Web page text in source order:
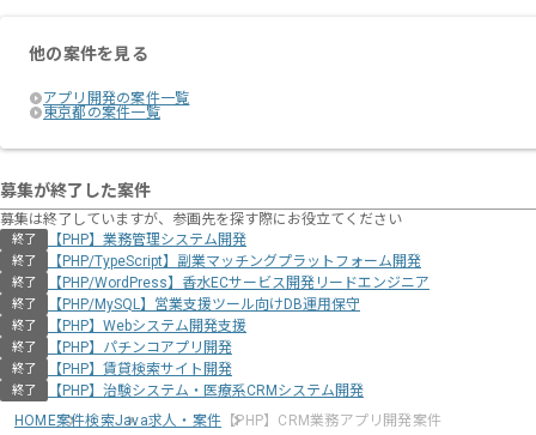
他の案件を見る
アプリ開発の案件一覧
東京都の案件一覧
募集が終了した案件
募集は終了していますが、参画先を探す際にお役立てください
終了 【PHP】業務管理システム開発
終了 【PHP/TypeScript】副業マッチングプラットフォーム開発
終了 【PHP/WordPress】香水ECサービス開発リードエンジニア
終了 【PHP/MySQL】営業支援ツール向けDB運用保守
終了 【PHP】Webシステム開発支援
終了 【PHP】パチンコアプリ開発
終了 【PHP】賃貸検索サイト開発
終了
【PHP】治験システム・医療系CRMシステム開発
HOME案件検索Java求人・案件 【PHP】CRM業務アプリ開発案件